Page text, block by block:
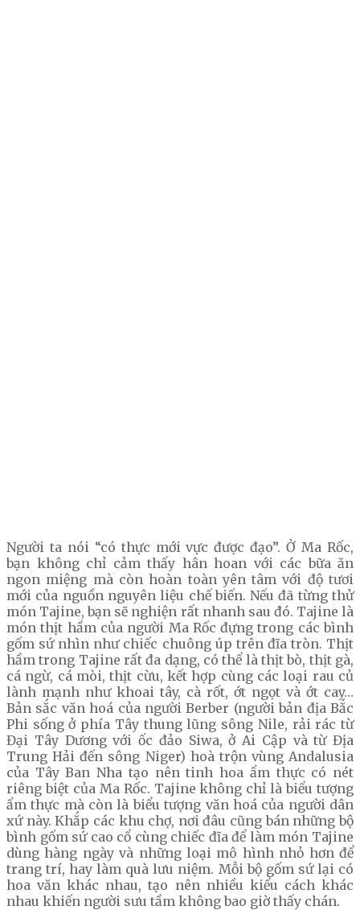
Người ta nói “có thực mới vực được đạo”. Ở Ma Rốc,
bạn không chỉ cảm thấy hân hoan với các bữa ăn
ngon miệng mà còn hoàn toàn yên tâm với độ tươi
mới của nguồn nguyên liệu chế biến. Nếu đã từng thử
món Tajine, bạn sẽ nghiện rất nhanh sau đó. Tajine là
món thịt hầm của người Ma Rốc đựng trong các bình
gốm sứ nhìn như chiếc chuông úp trên đĩa tròn. Thịt
hầm trong Tajine rất đa dạng, có thể là thịt bò, thịt gà,
cá ngừ, cá mòi, thịt cừu, kết hợp cùng các loại rau củ
lành mạnh như khoai tây, cà rốt, ớt ngọt và ớt cay…
Bản sắc văn hoá của người Berber (người bản địa Bắc
Phi sống ở phía Tây thung lũng sông Nile, rải rác từ
Đại Tây Dương với ốc đảo Siwa, ở Ai Cập và từ Địa
Trung Hải đến sông Niger) hoà trộn vùng Andalusia
của Tây Ban Nha tạo nên tinh hoa ẩm thực có nét
riêng biệt của Ma Rốc. Tajine không chỉ là biểu tượng
ẩm thực mà còn là biểu tượng văn hoá của người dân
xứ này. Khắp các khu chợ, nơi đâu cũng bán những bộ
bình gốm sứ cao cổ cùng chiếc đĩa để làm món Tajine
dùng hàng ngày và những loại mô hình nhỏ hơn để
trang trí, hay làm quà lưu niệm. Mỗi bộ gốm sứ lại có
hoa văn khác nhau, tạo nên nhiều kiểu cách khác
nhau khiến người sưu tầm không bao giờ thấy chán.